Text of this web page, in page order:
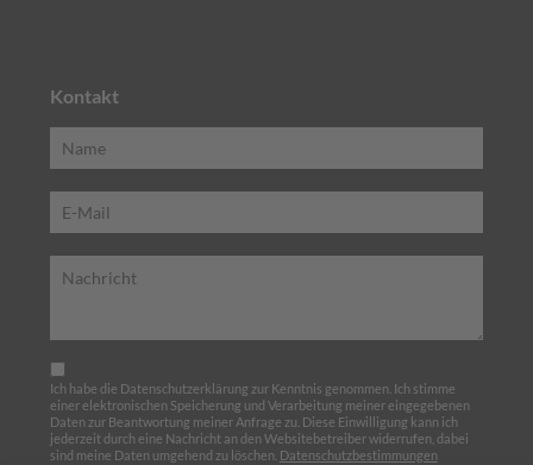
Kontakt
Ich habe die Datenschutzerklärung zur Kenntnis genommen. Ich stimme
einer elektronischen Speicherung und Verarbeitung meiner eingegebenen
Daten zur Beantwortung meiner Anfrage zu. Diese Einwilligung kann ich
jederzeit durch eine Nachricht an den Websitebetreiber widerrufen, dabei
sind meine Daten umgehend zu löschen. Datenschutzbestimmungen